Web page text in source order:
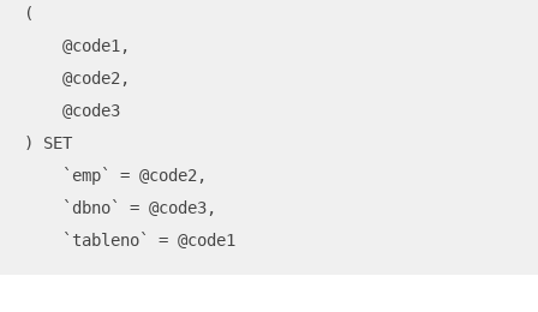
(
    @code1,
    @code2,
    @code3
) SET
    `emp` = @code2,
    `dbno` = @code3,
    `tableno` = @code1